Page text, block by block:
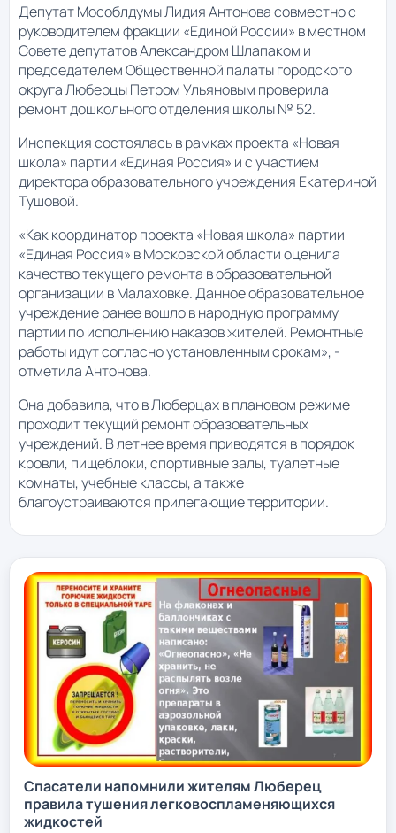
Депутат Мособлдумы Лидия Антонова совместно с
руководителем фракции «Единой России» в местном
Совете депутатов Александром Шлапаком и
председателем Общественной палаты городского
округа Люберцы Петром Ульяновым проверила
ремонт дошкольного отделения школы № 52.
Инспекция состоялась в рамках проекта «Новая
школа» партии «Единая Россия» и с участием
директора образовательного учреждения Екатериной
Тушовой.
«Как координатор проекта «Новая школа» партии
«Единая Россия» в Московской области оценила
качество текущего ремонта в образовательной
организации в Малаховке. Данное образовательное
учреждение ранее вошло в народную программу
партии по исполнению наказов жителей. Ремонтные
работы идут согласно установленным срокам», -
отметила Антонова.
Она добавила, что в Люберцах в плановом режиме
проходит текущий ремонт образовательных
учреждений. В летнее время приводятся в порядок
кровли, пищеблоки, спортивные залы, туалетные
комнаты, учебные классы, а также
благоустраиваются прилегающие территории.
Спасатели напомнили жителям Люберец
правила тушения легковоспламеняющихся
жидкостей